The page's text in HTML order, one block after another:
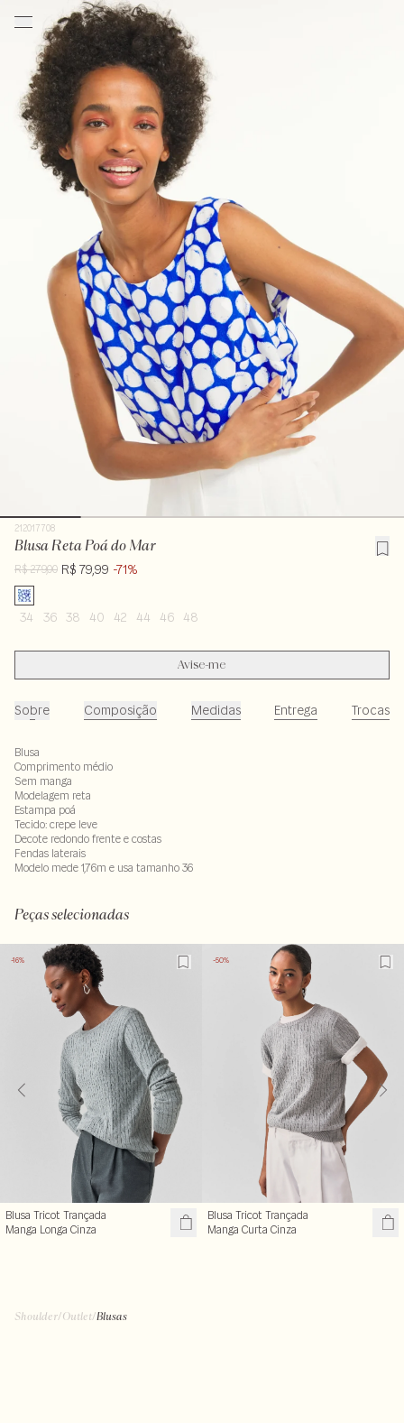
212017708
Blusa Reta Poá do Mar
R$ 279,00 R$ 79,99 -71%
34 36 38 40 42 44 46 48
Avise-me
Sobre Composição Medidas Entrega Trocas
Blusa
Comprimento médio
Sem manga
Modelagem reta
Estampa poá
Tecido: crepe leve
Decote redondo frente e costas
Fendas laterais
Modelo mede 1,76m e usa tamanho 36
Peças selecionadas
-16%
Blusa Tricot Trançada
Manga Longa Cinza
-50%
Blusa Tricot Trançada
Manga Curta Cinza
Shoulder/Outlet/Blusas